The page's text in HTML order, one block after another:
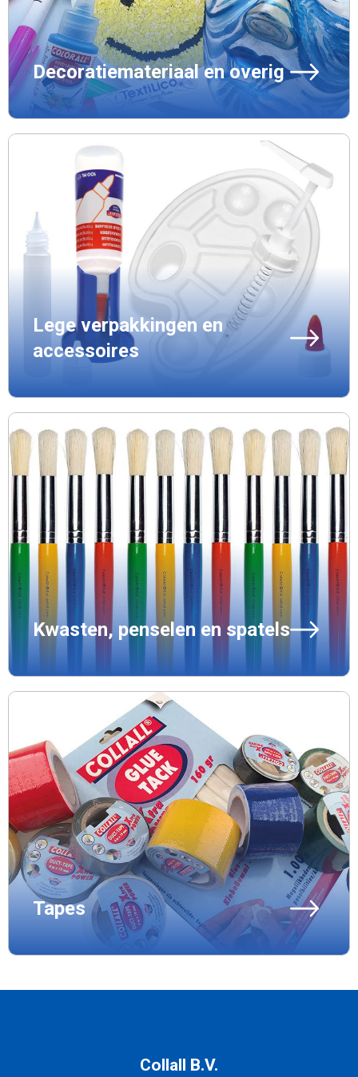
Decoratiemateriaal en overig
Lege verpakkingen en
accessoires
Kwasten, penselen en spatels
Tapes
Collall B.V.